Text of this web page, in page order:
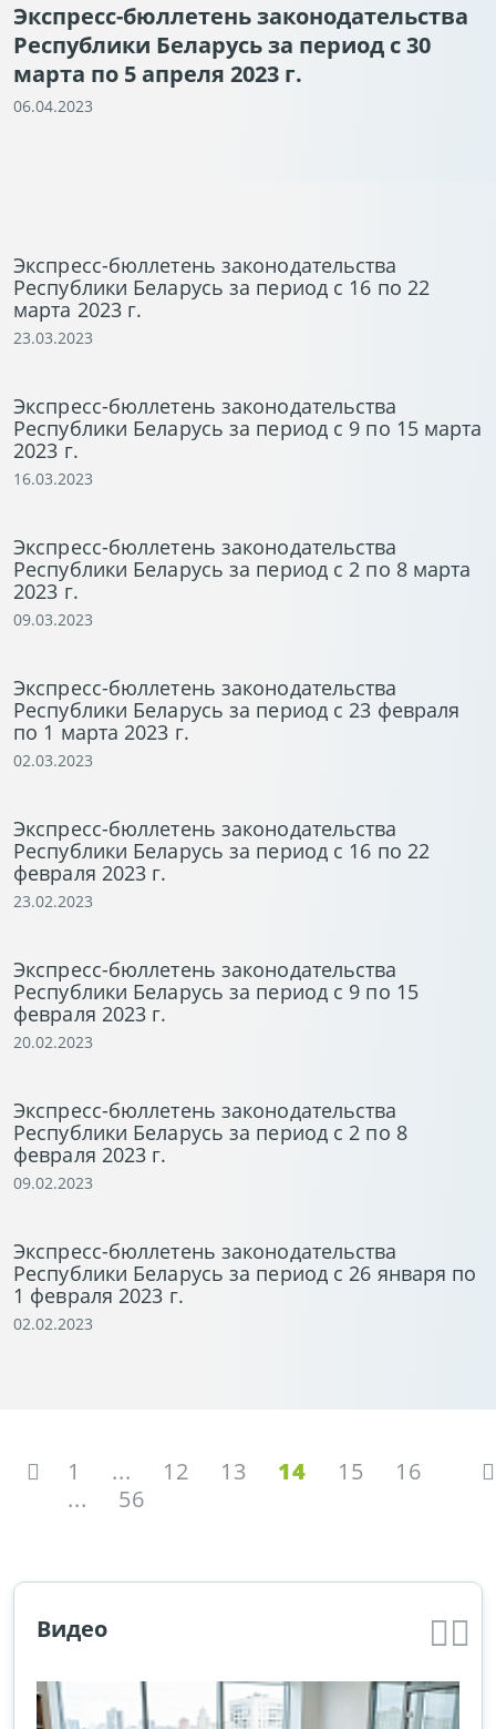
Экспресс-бюллетень законодательства
Республики Беларусь за период с 30
марта по 5 апреля 2023 г.
06.04.2023
Экспресс-бюллетень законодательства
Республики Беларусь за период с 16 по 22
марта 2023 г.
23.03.2023
Экспресс-бюллетень законодательства
Республики Беларусь за период с 9 по 15 марта
2023 г.
16.03.2023
Экспресс-бюллетень законодательства
Республики Беларусь за период с 2 по 8 марта
2023 г.
09.03.2023
Экспресс-бюллетень законодательства
Республики Беларусь за период с 23 февраля
по 1 марта 2023 г.
02.03.2023
Экспресс-бюллетень законодательства
Республики Беларусь за период с 16 по 22
февраля 2023 г.
23.02.2023
Экспресс-бюллетень законодательства
Республики Беларусь за период с 9 по 15
февраля 2023 г.
20.02.2023
Экспресс-бюллетень законодательства
Республики Беларусь за период с 2 по 8
февраля 2023 г.
09.02.2023
Экспресс-бюллетень законодательства
Республики Беларусь за период с 26 января по
1 февраля 2023 г.
02.02.2023
1 ... 12 13 14 15
16
...
56
Видео